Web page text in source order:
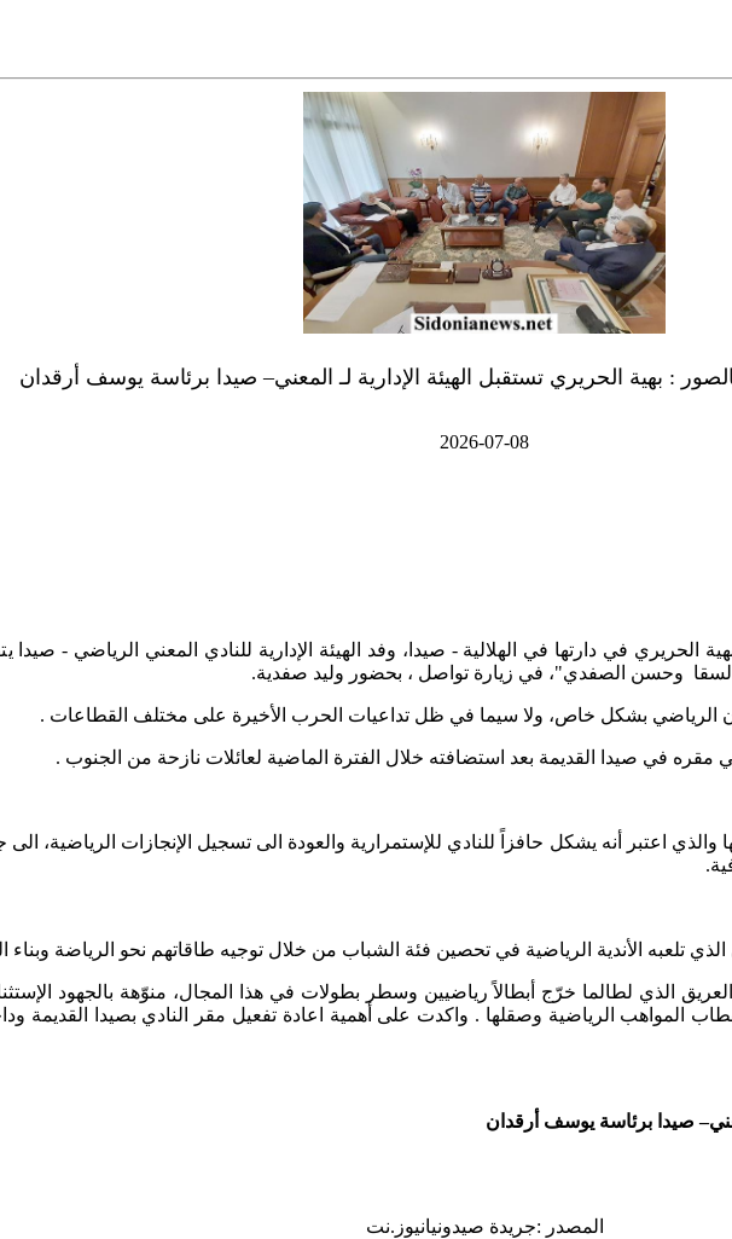
: بهية الحريري تستقبل الهيئة الإدارية لـ المعني– صيدا برئاسة يوسف أرقدان
2026-07-08
في دارتها في الهلالية - صيدا، وفد الهيئة الإدارية للنادي المعني الرياضي -
وحسن الصفدي"، في زيارة تواصل ، بحضور وليد صفدية.
الرياضي بشكل خاص، ولا سيما في ظل تداعيات الحرب الأخيرة على مختلف القطاعات .
في صيدا القديمة بعد استضافته خلال الفترة الماضية لعائلات نازحة من الجنوب .
اعتبر أنه يشكل حافزاً للنادي للإستمرارية والعودة الى تسجيل الإنجازات الرياضية،
تلعبه الأندية الرياضية في تحصين فئة الشباب من خلال توجيه طاقاتهم نحو الرياضة وبناء
الذي لطالما خرّج أبطالاً رياضيين وسطر بطولات في هذا المجال، منوّهة بالجهود
الرياضية وصقلها . واكدت على أهمية اعادة تفعيل مقر النادي بصيدا القديمة وداخل
صيدا برئاسة يوسف أرقدان
المصدر :جريدة صيدونيانيوز.نت